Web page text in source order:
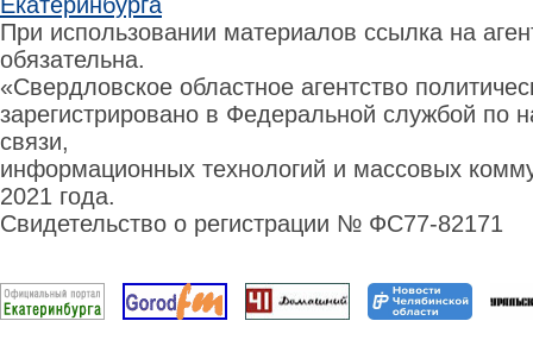
При использовании материалов ссылка на
обязательна.
«Свердловское областное агентство
зарегистрировано в Федеральной службой по
связи,
информационных технологий и массовых
2021 года.
Свидетельство о регистрации № ФС77-82171